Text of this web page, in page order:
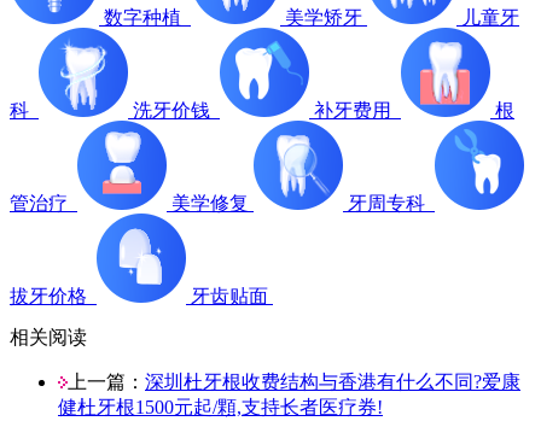
数字种植 美学矫牙 儿童牙
科 洗牙价钱 补牙费用 根
管治疗 美学修复 牙周专科
拔牙价格
牙齿贴面
相关阅读
上一篇： 深圳杜牙根收费结构与香港有什么不同?爱康
健杜牙根1500元起/顆,支持长者医疗券!